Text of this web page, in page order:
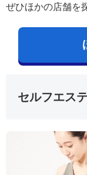
ぜひほかの店舗を
セルフエス